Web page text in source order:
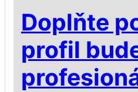
Doplňte
profil